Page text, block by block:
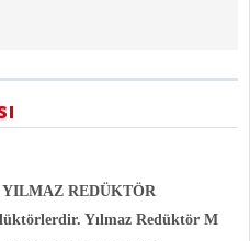
REDÜKTÖR
Yılmaz Redüktör M